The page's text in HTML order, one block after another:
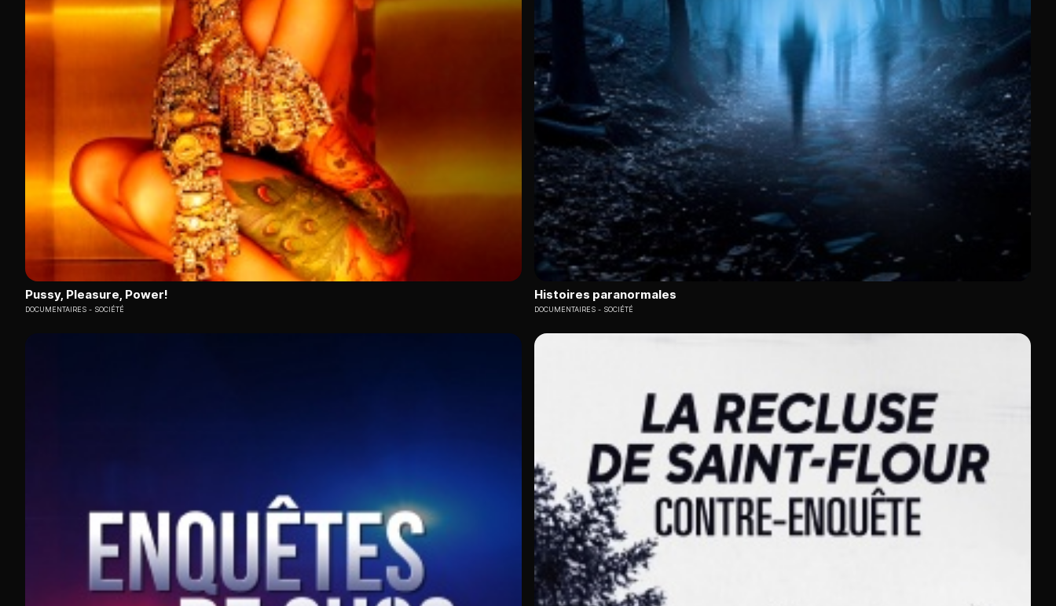
Pussy, Pleasure, Power!
DOCUMENTAIRES SOCIÉTÉ
Histoires paranormales
DOCUMENTAIRES SOCIÉTÉ